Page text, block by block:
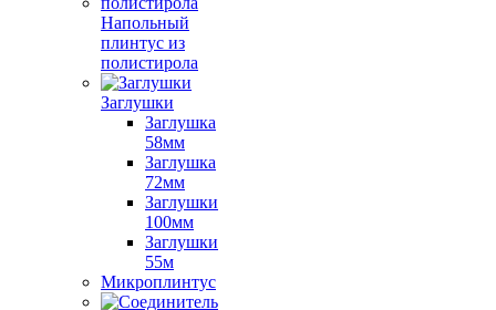
Напольный
плинтус из
полистирола
Заглушки
Заглушка
58мм
Заглушка
72мм
Заглушки
100мм
Заглушки
55м
Микроплинтус